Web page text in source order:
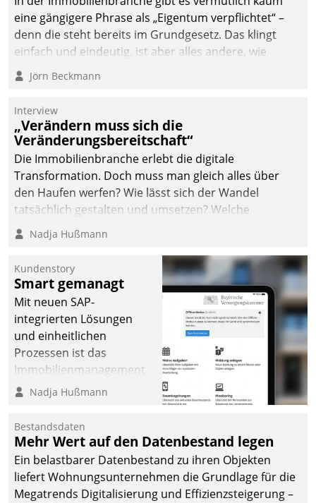
eine gängigere Phrase als „Eigentum verpflichtet“ –
denn die steht bereits im Grundgesetz. Das klingt
einfach und eindeutig, ist aber alles andere, wie
Branchenbeschäftigte wissen. Denn mit der
Verantwortung folgen Verpflichtungen.
Jörn Beckmann
Interview
„Verändern muss sich die
Veränderungsbereitschaft“
Die Immobilienbranche erlebt die digitale
Transformation. Doch muss man gleich alles über
den Haufen werfen? Wie lässt sich der Wandel
tatsächlich gestalten und umsetzen? Welche
Argumente zählen wirklich?
Nadja Hußmann
Kundenstory
Smart gemanagt
Mit neuen SAP-
integrierten Lösungen
und einheitlichen
Prozessen ist das
Immobilienmanagement
der Bayerischen
Ressort Kapitalanlage für
künftige Aufgaben und
Herausforderungen
gerüstet.
Nadja Hußmann
Bestandsdaten
Mehr Wert auf den Datenbestand legen
Ein belastbarer Datenbestand zu ihren Objekten
liefert Wohnungsunternehmen die Grundlage für die
Megatrends Digitalisierung und Effizienzsteigerung –